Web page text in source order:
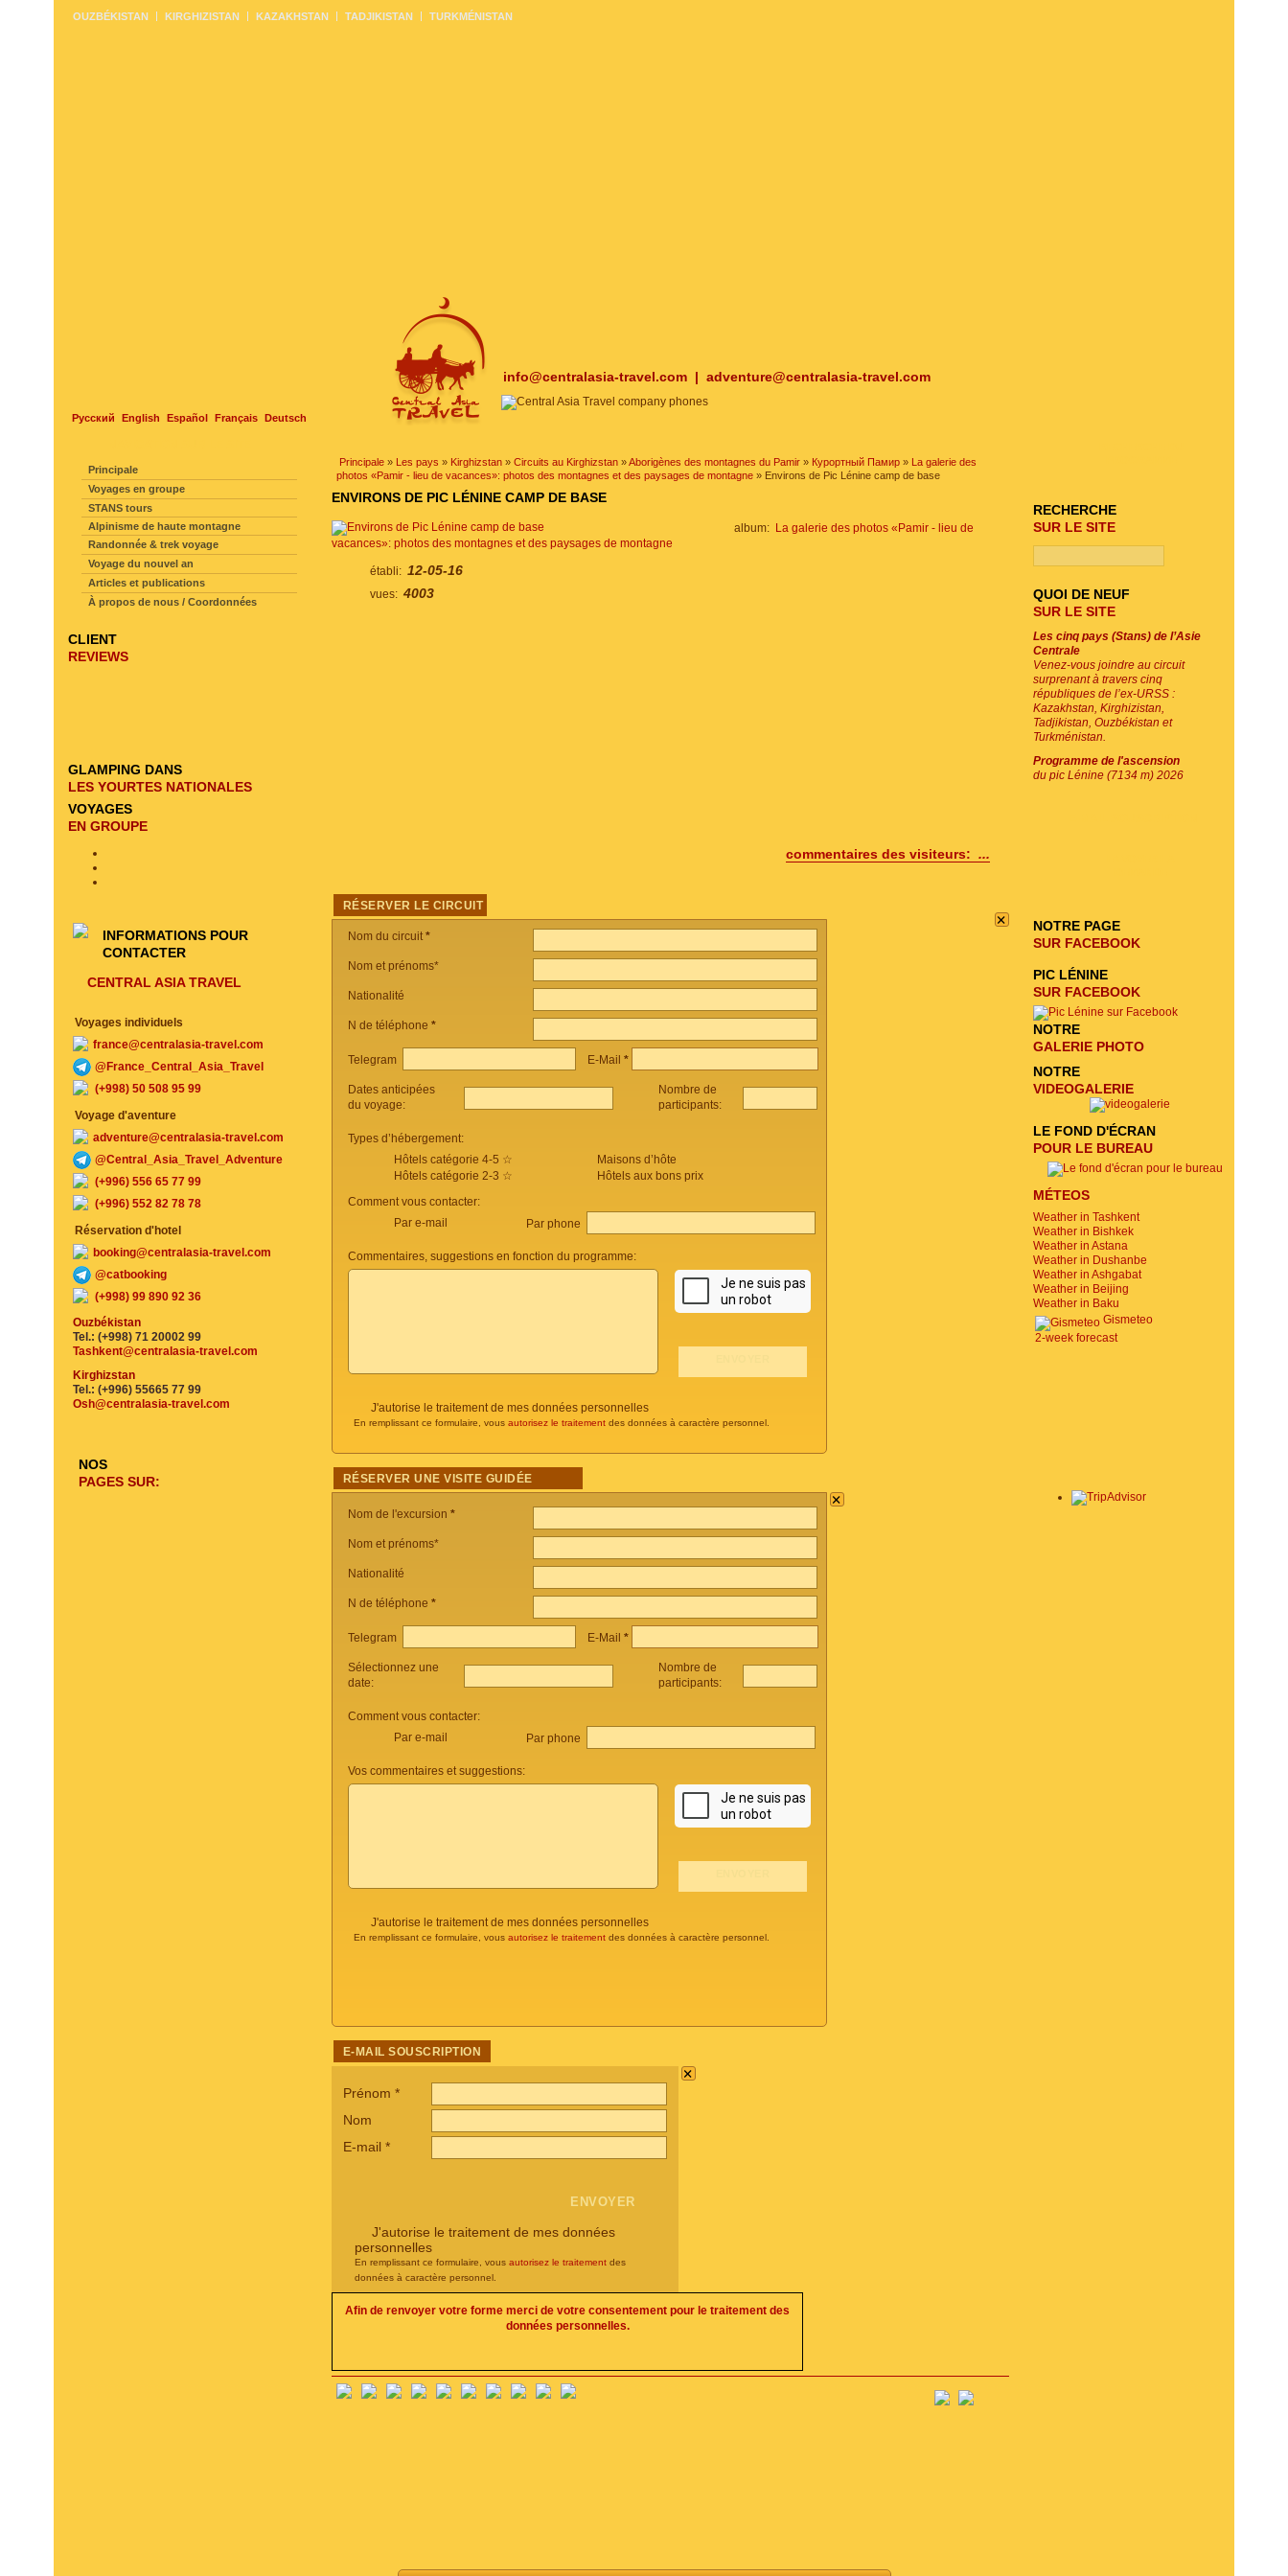
info@centralasia-travel.com | adventure@centralasia-travel.com
Русский English Español Français Deutsch
OUZBÉKISTAN KIRGHIZISTAN KAZAKHSTAN TADJIKISTAN TURKMÉNISTAN
Principale » Les pays » Kirghizstan » Circuits au Kirghizstan »Aborigènes des montagnes du Pamir » Курортный Памир » La galerie des
photos «Pamir - lieu de vacances»: photos des montagnes et des paysages de montagne » Environs de Pic Lénine camp de base
ENVIRONS DE PIC LÉNINE CAMP DE BASE
album: La galerie des photos «Pamir - lieu de
vacances»: photos des montagnes et des paysages de montagne
établi: 12-05-16
vues: 4003
commentaires des visiteurs: ...
RÉSERVER LE CIRCUIT ×
Nom du circuit*
Nom et prénoms*
Nationalité
N de téléphone *
Telegram E-Mail *
Dates anticipées
du voyage:
Nombre de
participants:
Types d’hébergement:
Hôtels catégorie 4-5 ☆
Hôtels catégorie 2-3 ☆
Maisons d’hôte
Hôtels aux bons prix
Comment vous contacter:
Par e-mail
Par phone
Commentaires, suggestions en fonction du programme:
J'autorise le traitement de mes données personnelles
En remplissant ce formulaire, vous autorisez le traitement des données à caractère personnel.
RÉSERVER UNE VISITE GUIDÉE
×
Nom de l'excursion *
Nom et prénoms*
Nationalité
N de téléphone *
Telegram E-Mail *
Sélectionnez une
date:
Nombre de
participants:
Comment vous contacter:
Par e-mail
Par phone
Vos commentaires et suggestions:
J'autorise le traitement de mes données personnelles
En remplissant ce formulaire, vous autorisez le traitement des données à caractère personnel.
E-MAIL SOUSCRIPTION
×
Prénom *
Nom
E-mail *
J'autorise le traitement de mes données
personnelles
En remplissant ce formulaire, vous autorisez le traitement des
données à caractère personnel.
Afin de renvoyer votre forme merci de votre consentement pour le traitement des
données personnelles.
Principale
Voyages en groupe
STANS tours
Alpinisme de haute montagne
Randonnée & trek voyage
Voyage du nouvel an
Articles et publications
À propos de nous / Coordonnées
CLIENT
REVIEWS
GLAMPING DANS
LES YOURTES NATIONALES
VOYAGES
EN GROUPE
INFORMATIONS POUR
CONTACTER
CENTRAL ASIA TRAVEL
Voyages individuels
france@centralasia-travel.com
@France_Central_Asia_Travel
(+998) 50 508 95 99
Voyage d'aventure
adventure@centralasia-travel.com
@Central_Asia_Travel_Adventure
(+996) 556 65 77 99
(+996) 552 82 78 78
Réservation d'hotel
booking@centralasia-travel.com
@catbooking
(+998) 99 890 92 36
Ouzbékistan
Tel.: (+998) 71 20002 99
Tashkent@centralasia-travel.com
Kirghizstan
Tel.: (+996) 55665 77 99
Osh@centralasia-travel.com
NOS
PAGES SUR:
RECHERCHE
SUR LE SITE
QUOI DE NEUF
SUR LE SITE
Les cinq pays (Stans) de l’Asie
Centrale
Venez-vous joindre au circuit
surprenant à travers cinq
républiques de l’ex-URSS :
Kazakhstan, Kirghizistan,
Tadjikistan, Ouzbékistan et
Turkménistan.
Programme de l'ascension
du pic Lénine (7134 m) 2026
NOTRE PAGE
SUR FACEBOOK
PIC LÉNINE
SUR FACEBOOK
NOTRE
GALERIE PHOTO
NOTRE
VIDEOGALERIE
LE FOND D'ÉCRAN
POUR LE BUREAU
MÉTEOS
Weather in Tashkent
Weather in Bishkek
Weather in Astana
Weather in Dushanbe
Weather in Ashgabat
Weather in Beijing
Weather in Baku
Gismeteo
2-week forecast